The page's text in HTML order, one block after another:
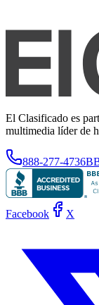
El Clasificado es
multimedia líder de
888-277-4736
Facebook X